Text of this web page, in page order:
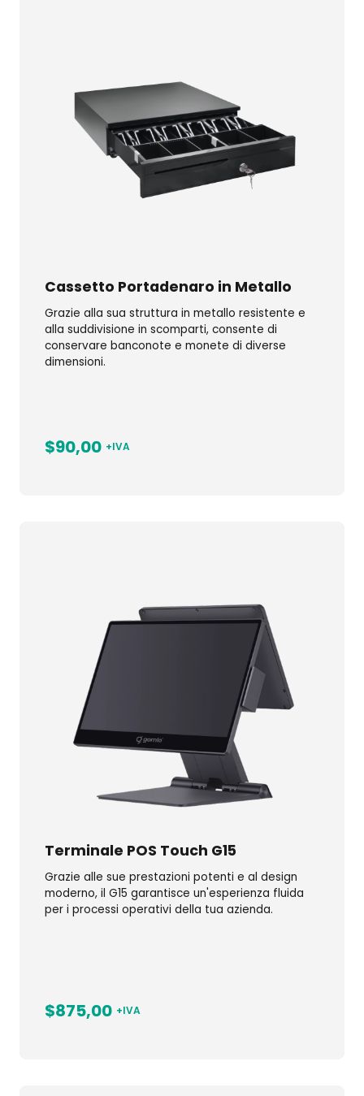
Cassetto Portadenaro in Metallo
Grazie alla sua struttura in metallo resistente e
alla suddivisione in scomparti, consente di
conservare banconote e monete di diverse
dimensioni.
$90,00 +IVA
Terminale POS Touch G15
Grazie alle sue prestazioni potenti e al design
moderno, il G15 garantisce un'esperienza fluida
per i processi operativi della tua azienda.
$875,00 +IVA